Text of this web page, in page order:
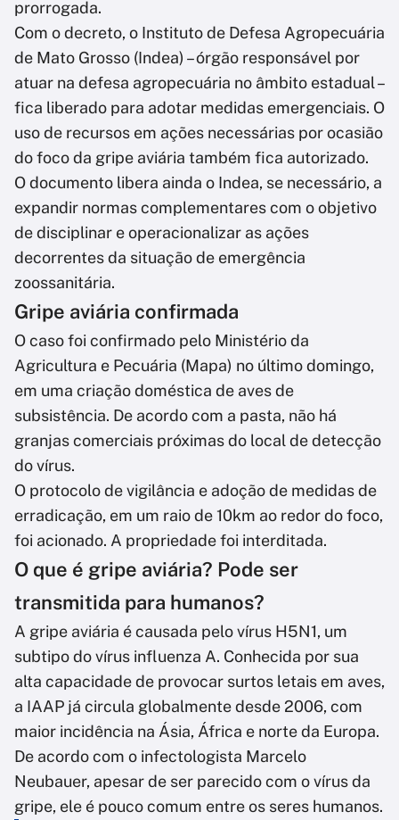
prorrogada.
Com o decreto, o Instituto de Defesa Agropecuária
de Mato Grosso (Indea) – órgão responsável por
atuar na defesa agropecuária no âmbito estadual –
fica liberado para adotar medidas emergenciais. O
uso de recursos em ações necessárias por ocasião
do foco da gripe aviária também fica autorizado.
O documento libera ainda o Indea, se necessário, a
expandir normas complementares com o objetivo
de disciplinar e operacionalizar as ações
decorrentes da situação de emergência
zoossanitária.
Gripe aviária confirmada
O caso foi confirmado pelo Ministério da
Agricultura e Pecuária (Mapa) no último domingo,
em uma criação doméstica de aves de
subsistência. De acordo com a pasta, não há
granjas comerciais próximas do local de detecção
do vírus.
O protocolo de vigilância e adoção de medidas de
erradicação, em um raio de 10km ao redor do foco,
foi acionado. A propriedade foi interditada.
O que é gripe aviária? Pode ser
transmitida para humanos?
A gripe aviária é causada pelo vírus H5N1, um
subtipo do vírus influenza A. Conhecida por sua
alta capacidade de provocar surtos letais em aves,
a IAAP já circula globalmente desde 2006, com
maior incidência na Ásia, África e norte da Europa.
De acordo com o infectologista Marcelo
Neubauer, apesar de ser parecido com o vírus da
gripe, ele é pouco comum entre os seres humanos.